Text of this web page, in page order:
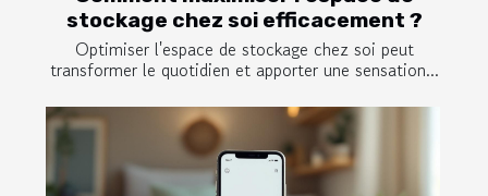
stockage chez soi efficacement ?
Optimiser l'espace de stockage chez soi peut
transformer le quotidien et apporter une sensation...